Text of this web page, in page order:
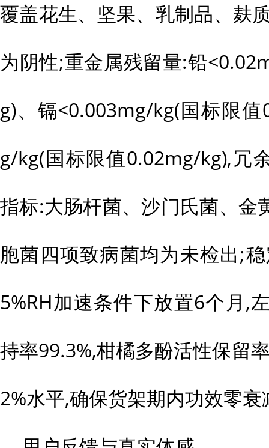
覆盖花生、坚果、乳制品、麸
为阴性;重金属残留量:铅
g)、镉<0.003mg/kg(国标限
g/kg(国标限值0.02mg/kg),冗
指标:大肠杆菌、沙门氏菌、金
胞菌四项致病菌均为未检出;
5%RH加速条件下放置6个月,
持率99.3%,柑橘多酚活性保留
2%水平,确保货架期内功效零衰